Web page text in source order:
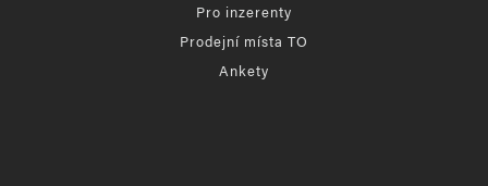
Pro inzerenty
Prodejní místa TO
Ankety